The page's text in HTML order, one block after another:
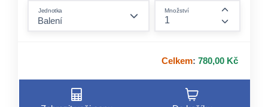
Jednotka Množství
Celkem: 780,00 Kč